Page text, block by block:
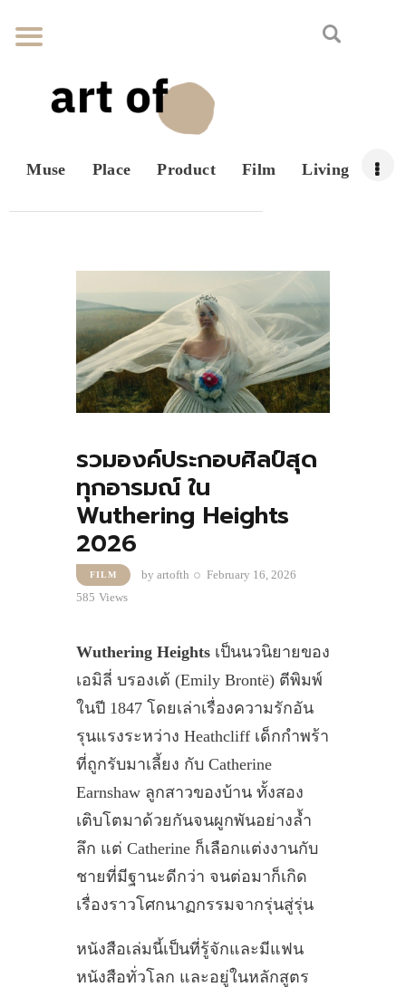
Muse Place Product Film Living
รวมองค์ประกอบศิลป์สุด
ทุกอารมณ์ ใน
Wuthering Heights
2026
FILM byartofth
February 16, 2026
585 Views
Wuthering Heights เป็นนวนิยายของ
เอมิลี่ บรองเต้ (Emily Brontë) ตีพิมพ์
ในปี 1847 โดยเล่าเรื่องความรักอัน
รุนแรงระหว่าง Heathcliff เด็กกำพร้า
ที่ถูกรับมาเลี้ยง กับ Catherine
Earnshaw ลูกสาวของบ้าน ทั้งสอง
เติบโตมาด้วยกันจนผูกพันอย่างล้ำ
ลึก แต่ Catherine ก็เลือกแต่งงานกับ
ชายที่มีฐานะดีกว่า จนต่อมาก็เกิด
เรื่องราวโศกนาฏกรรมจากรุ่นสู่รุ่น
หนังสือเล่มนี้เป็นที่รู้จักและมีแฟน
หนังสือทั่วโลก และอยู่ในหลักสูตร